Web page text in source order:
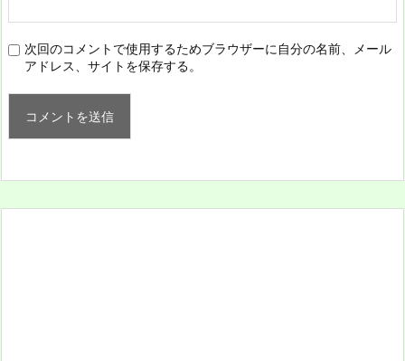
次回のコメントで使用するためブラウザーに自分の名前、メール
アドレス、サイトを保存する。